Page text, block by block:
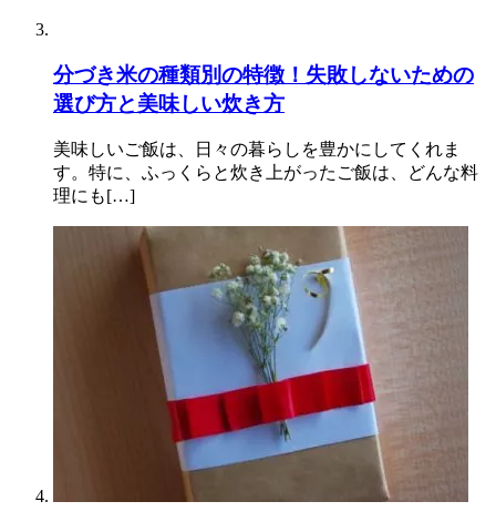
分づき米の種類別の特徴！失敗しないための
選び方と美味しい炊き方
美味しいご飯は、日々の暮らしを豊かにしてくれま
す。特に、ふっくらと炊き上がったご飯は、どんな料
理にも[…]